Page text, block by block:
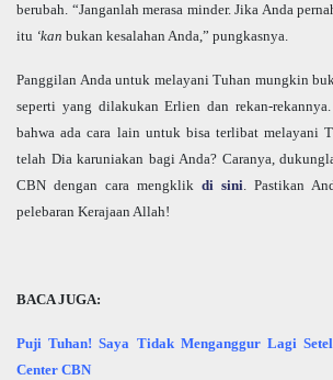
berubah. “Janganlah merasa minder. Jika Anda
itu ‘kan bukan kesalahan Anda,” pungkasnya.
Panggilan Anda untuk melayani Tuhan mungkin
seperti yang dilakukan Erlien dan rekan-
bahwa ada cara lain untuk bisa terlibat melayani
telah Dia karuniakan bagi Anda? Caranya,
CBN dengan cara mengklik di sini. Pastikan
pelebaran Kerajaan Allah!
BACA JUGA:
Puji Tuhan! Saya Tidak Menganggur Lagi
Center CBN